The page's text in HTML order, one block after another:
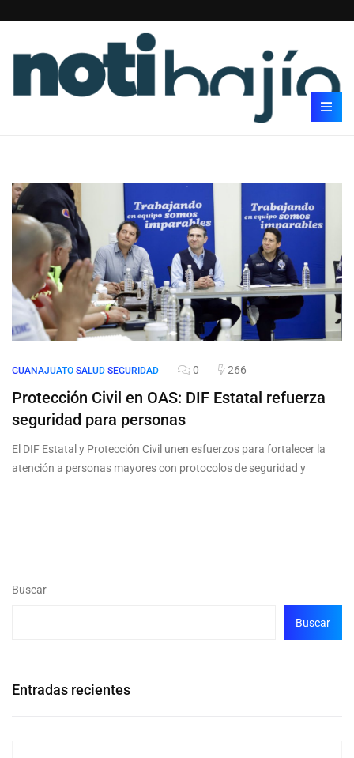
GUANAJUATO SALUD SEGURIDAD 0 266
Protección Civil en OAS: DIF Estatal refuerza
seguridad para personas
El DIF Estatal y Protección Civil unen esfuerzos para fortalecer la
atención a personas mayores con protocolos de seguridad y
Buscar
Buscar
Entradas recientes